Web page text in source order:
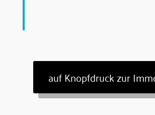
auf Knopfdruck zur